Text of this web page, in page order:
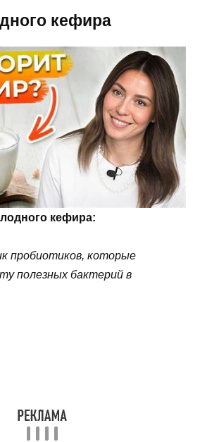
кефира
кефира:
пробиотиков, которые
полезных бактерий в